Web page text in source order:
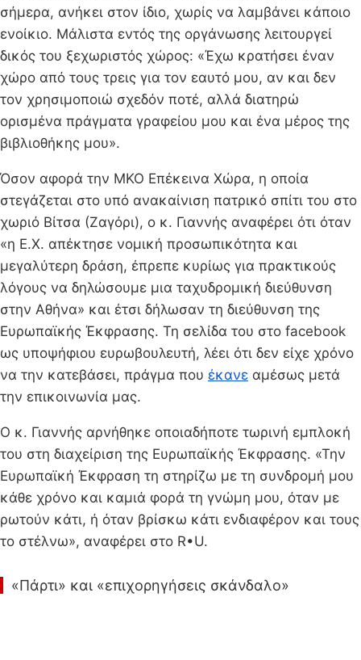
σήμερα, ανήκει στον ίδιο, χωρίς να λαμβάνει κάποιο
ενοίκιο. Μάλιστα εντός της οργάνωσης λειτουργεί
δικός του ξεχωριστός χώρος: «Έχω κρατήσει έναν
χώρο από τους τρεις για τον εαυτό μου, αν και δεν
τον χρησιμοποιώ σχεδόν ποτέ, αλλά διατηρώ
ορισμένα πράγματα γραφείου μου και ένα μέρος της
βιβλιοθήκης μου».
Όσον αφορά την ΜΚΟ Επέκεινα Χώρα, η οποία
στεγάζεται στο υπό ανακαίνιση πατρικό σπίτι του στο
χωριό Βίτσα (Ζαγόρι), ο κ. Γιαννής αναφέρει ότι όταν
«η Ε.Χ. απέκτησε νομική προσωπικότητα και
μεγαλύτερη δράση, έπρεπε κυρίως για πρακτικούς
λόγους να δηλώσουμε μια ταχυδρομική διεύθυνση
στην Αθήνα» και έτσι δήλωσαν τη διεύθυνση της
Ευρωπαϊκής Έκφρασης. Τη σελίδα του στο facebook
ως υποψήφιου ευρωβουλευτή, λέει ότι δεν είχε χρόνο
να την κατεβάσει, πράγμα που έκανε αμέσως μετά
την επικοινωνία μας.
Ο κ. Γιαννής αρνήθηκε οποιαδήποτε τωρινή εμπλοκή
του στη διαχείριση της Ευρωπαϊκής Έκφρασης. «Την
Ευρωπαϊκή Έκφραση τη στηρίζω με τη συνδρομή μου
κάθε χρόνο και καμιά φορά τη γνώμη μου, όταν με
ρωτούν κάτι, ή όταν βρίσκω κάτι ενδιαφέρον και τους
το στέλνω», αναφέρει στο R•U.
«Πάρτι» και «επιχορηγήσεις σκάνδαλο»